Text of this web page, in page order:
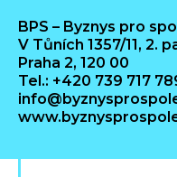
BPS – Byznys pro
V Tůních 1357/11, 2.
Praha 2, 120 00
Tel.: +420 739 717